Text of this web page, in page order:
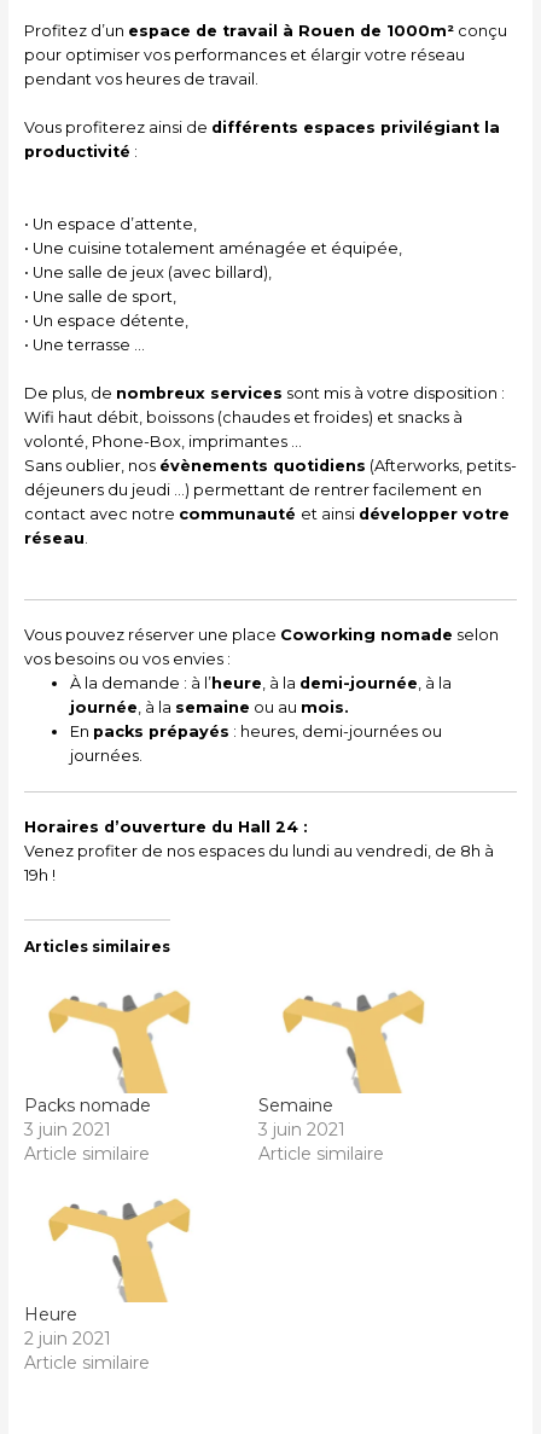
Profitez d’un espace de travail à Rouen de 1000m²conçu
pour optimiser vos performances et élargir votre réseau
pendant vos heures de travail
Vous profiterez ainsi de différents espaces privilégiant la
productivité :
• Un espace d’attente
• Une cuisine totalement aménagée et équipée
• Une salle de jeux (avec billard)
• Une salle de sport
• Un espace détente
• Une terrasse
De plus, de nombreux services sont mis à votre disposition :
Wifi haut débit, boissons (chaudes et froides) et snacks à
volonté, Phone-Box, imprimantes
Sans oublier, nos évènements quotidiens (Afterworks, petits-
déjeuners du jeudi …) permettant de rentrer facilement en
contact avec notre communauté et ainsi développer votre
réseau
Vous pouvez réserver une place Coworking nomade selon
vos besoins ou vos envies :
À la demande : à l’heure , à la demi-journée , à la
journée , à la semaine ou au mois.
En packs prépayés : heures, demi-journées ou
journées.
Horaires d’ouverture du Hall 24 :
Venez profiter de nos espaces du lundi au vendredi, de 8h à
19h !
Articles similaires
Packs nomade
3 juin 2021
Article similaire
Semaine
3 juin 2021
Article similaire
Heure
2 juin 2021
Article similaire